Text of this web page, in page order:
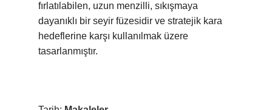
fırlatılabilen, uzun menzilli, sıkışmaya
dayanıklı bir seyir füzesidir ve stratejik kara
hedeflerine karşı kullanılmak üzere
tasarlanmıştır.